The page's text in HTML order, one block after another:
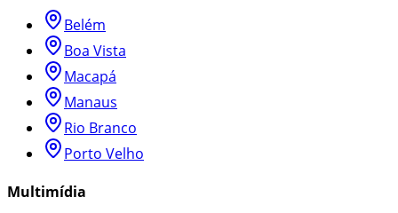
Belém
Boa Vista
Macapá
Manaus
Rio Branco
Porto Velho
Multimídia